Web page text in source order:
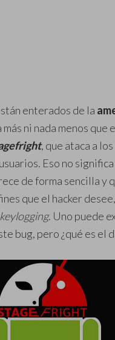
enterados de la
ni nada menos que
, que ataca a
Eso no
de forma sencilla
que el hacker
keylogging. Uno puede
bug, pero ¿qué es el